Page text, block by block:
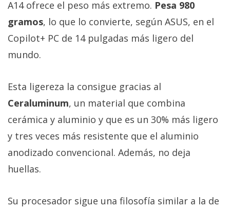
A14 ofrece el peso más extremo. Pesa 980
gramos, lo que lo convierte, según ASUS, en el
Copilot+ PC de 14 pulgadas más ligero del
mundo.
Esta ligereza la consigue gracias al
Ceraluminum, un material que combina
cerámica y aluminio y que es un 30% más ligero
y tres veces más resistente que el aluminio
anodizado convencional. Además, no deja
huellas.
Su procesador sigue una filosofía similar a la de